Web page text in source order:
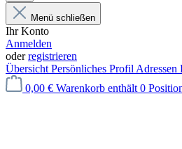
Menü schließen
Ihr Konto
Anmelden
oderregistrieren
Übersicht Persönliches Profil Adressen
0,00 € Warenkorb enthält 0